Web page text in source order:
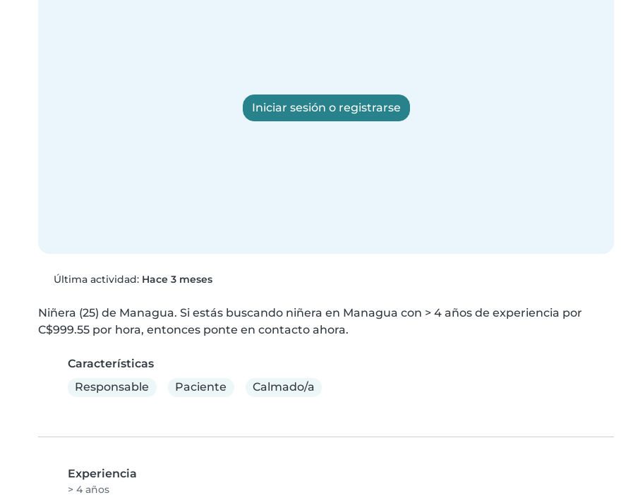
Iniciar sesión o registrarse
Última actividad: Hace 3 meses
Niñera (25) de Managua. Si estás buscando niñera en Managua con > 4 años de experiencia por
C$999.55 por hora, entonces ponte en contacto ahora.
Características
Responsable
Paciente Calmado/a
Experiencia
> 4 años